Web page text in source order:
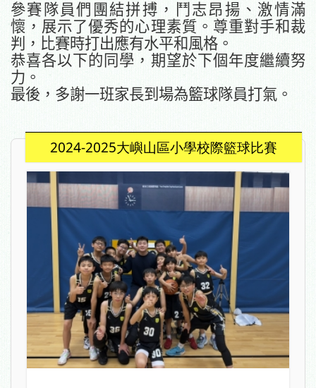
參賽隊員們團結拼搏，鬥志昂揚、激情滿
懷，展示了優秀的心理素質。尊重對手和裁
判，比賽時打出應有水平和風格。
恭喜各以下的同學，期望於下個年度繼續努
力。
最後，多謝一班家長到場為籃球隊員打氣。
2024-2025大嶼山區小學校際籃球比賽